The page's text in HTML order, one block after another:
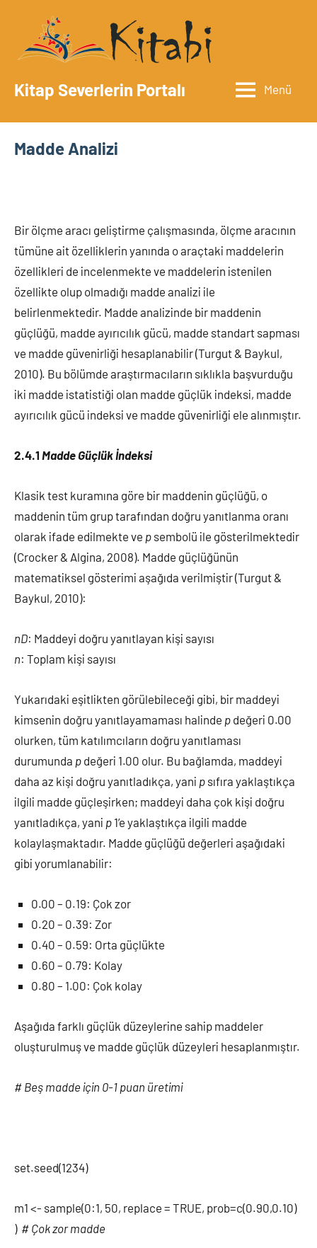
Kitap Severlerin Portalı Menü
Madde Analizi
Bir ölçme aracı geliştirme çalışmasında, ölçme aracının
tümüne ait özelliklerin yanında o araçtaki maddelerin
özellikleri de incelenmekte ve maddelerin istenilen
özellikte olup olmadığı madde analizi ile
belirlenmektedir. Madde analizinde bir maddenin
güçlüğü, madde ayırıcılık gücü, madde standart sapması
ve madde güvenirliği hesaplanabilir (Turgut & Baykul,
2010). Bu bölümde araştırmacıların sıklıkla başvurduğu
iki madde istatistiği olan madde güçlük indeksi, madde
ayırıcılık gücü indeksi ve madde güvenirliği ele alınmıştır.
2.4.1 Madde Güçlük İndeksi
Klasik test kuramına göre bir maddenin güçlüğü, o
maddenin tüm grup tarafından doğru yanıtlanma oranı
olarak ifade edilmekte ve p sembolü ile gösterilmektedir
(Crocker & Algina, 2008). Madde güçlüğünün
matematiksel gösterimi aşağıda verilmiştir (Turgut &
Baykul, 2010):
nD: Maddeyi doğru yanıtlayan kişi sayısı
n: Toplam kişi sayısı
Yukarıdaki eşitlikten görülebileceği gibi, bir maddeyi
kimsenin doğru yanıtlayamaması halinde p değeri 0.00
olurken, tüm katılımcıların doğru yanıtlaması
durumunda p değeri 1.00 olur. Bu bağlamda, maddeyi
daha az kişi doğru yanıtladıkça, yani p sıfıra yaklaştıkça
ilgili madde güçleşirken; maddeyi daha çok kişi doğru
yanıtladıkça, yani p 1’e yaklaştıkça ilgili madde
kolaylaşmaktadır. Madde güçlüğü değerleri aşağıdaki
gibi yorumlanabilir:
0.00 – 0.19: Çok zor
0.20 – 0.39: Zor
0.40 – 0.59: Orta güçlükte
0.60 – 0.79: Kolay
0.80 – 1.00: Çok kolay
Aşağıda farklı güçlük düzeylerine sahip maddeler
oluşturulmuş ve madde güçlük düzeyleri hesaplanmıştır.
# Beş madde için 0-1 puan üretimi
set.seed(1234)
m1 <- sample(0:1, 50, replace = TRUE, prob=c(0.90,0.10)
) # Çok zor madde